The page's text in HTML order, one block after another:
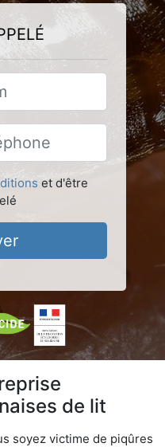
et d'être
de lit
soyez victime de piqûres